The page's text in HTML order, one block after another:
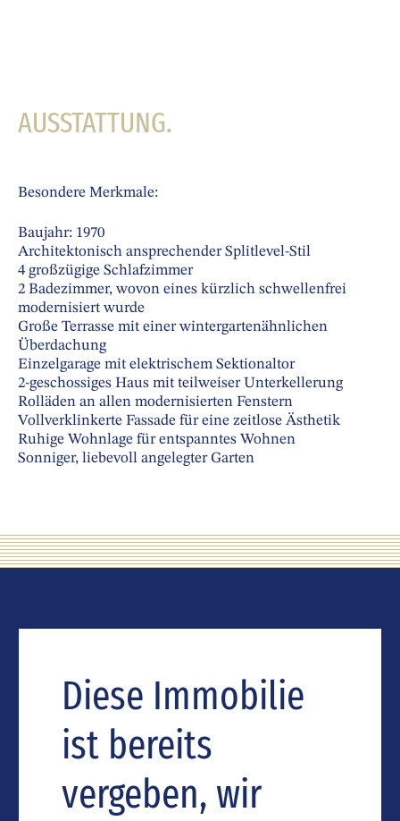
AUSSTATTUNG.
Besondere Merkmale:
Baujahr: 1970
Architektonisch ansprechender Splitlevel-Stil
4 großzügige Schlafzimmer
2 Badezimmer, wovon eines kürzlich schwellenfrei
modernisiert wurde
Große Terrasse mit einer wintergartenähnlichen
Überdachung
Einzelgarage mit elektrischem Sektionaltor
2-geschossiges Haus mit teilweiser Unterkellerung
Rolläden an allen modernisierten Fenstern
Vollverklinkerte Fassade für eine zeitlose Ästhetik
Ruhige Wohnlage für entspanntes Wohnen
Sonniger, liebevoll angelegter Garten
Diese Immobilie
ist bereits
vergeben, wir